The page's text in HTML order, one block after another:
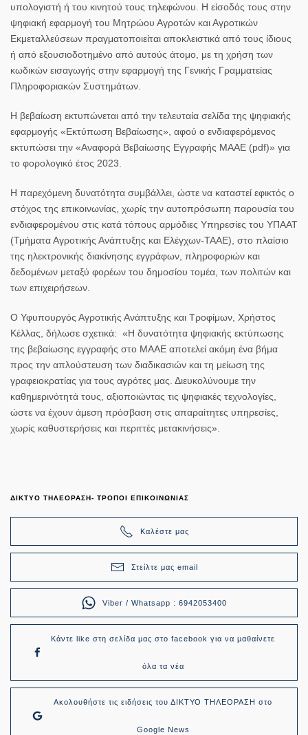
υπολογιστή ή του κινητού τους τηλεφώνου. Η είσοδός τους στην
ψηφιακή εφαρμογή του Μητρώου Αγροτών και Αγροτικών
Εκμεταλλεύσεων πραγματοποιείται αποκλειστικά από τους ίδιους
ή από εξουσιοδοτημένο από αυτούς άτομο, με τη χρήση των
κωδικών εισαγωγής στην εφαρμογή της Γενικής Γραμματείας
Πληροφοριακών Συστημάτων.
Η βεβαίωση εκτυπώνεται από την τελευταία σελίδα της ψηφιακής
εφαρμογής «Εκτύπωση Βεβαίωσης», αφού ο ενδιαφερόμενος
εκτυπώσει την «Αναφορά Βεβαίωσης Εγγραφής ΜΑΑΕ (pdf)» για
το φορολογικό έτος 2023.
Η παρεχόμενη δυνατότητα συμβάλλει, ώστε να καταστεί εφικτός ο
στόχος της επικοινωνίας, χωρίς την αυτοπρόσωπη παρουσία του
ενδιαφερομένου στις κατά τόπους αρμόδιες Υπηρεσίες του ΥΠΑΑΤ
(Τμήματα Αγροτικής Ανάπτυξης και Ελέγχων-ΤΑΑΕ), στο πλαίσιο
της ηλεκτρονικής διακίνησης εγγράφων, πληροφοριών και
δεδομένων μεταξύ φορέων του δημοσίου τομέα, των πολιτών και
των επιχειρήσεων.
Ο Υφυπουργός Αγροτικής Ανάπτυξης και Τροφίμων, Χρήστος
Κέλλας , δήλωσε σχετικά: «Η δυνατότητα ψηφιακής εκτύπωσης
της βεβαίωσης εγγραφής στο ΜΑΑΕ αποτελεί ακόμη ένα βήμα
προς την απλούστευση των διαδικασιών και τη μείωση της
γραφειοκρατίας για τους αγρότες μας. Διευκολύνουμε την
καθημερινότητά τους, αξιοποιώντας τις ψηφιακές τεχνολογίες,
ώστε να έχουν άμεση πρόσβαση στις απαραίτητες υπηρεσίες,
χωρίς καθυστερήσεις και περιττές μετακινήσεις».
ΔΙΚΤΥΟ ΤΗΛΕΟΡΑΣΗ- ΤΡΟΠΟΙ ΕΠΙΚΟΙΝΩΝΙΑΣ
Καλέστε μας
Στείλτε μας email
Viber / Whatsapp : 6942053400
Κάντε like στη σελίδα μας στο facebook για να μαθαίνετε
όλα τα νέα
Ακολουθήστε τις ειδήσεις του ΔΙΚΤΥΟ ΤΗΛΕΟΡΑΣΗ στο
Google News